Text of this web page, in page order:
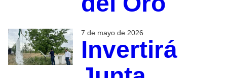
7 de mayo de 2026
Invertirá